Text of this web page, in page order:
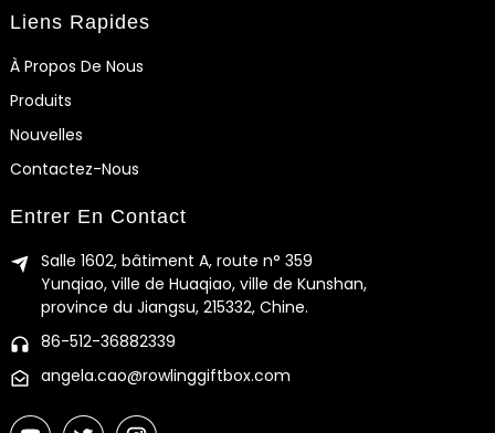
Liens Rapides
À Propos De Nous
Produits
Nouvelles
Contactez-Nous
Entrer En Contact
Salle 1602, bâtiment A, route n° 359
Yunqiao, ville de Huaqiao, ville de Kunshan,
province du Jiangsu, 215332, Chine.
86-512-36882339
angela.cao@rowlinggiftbox.com